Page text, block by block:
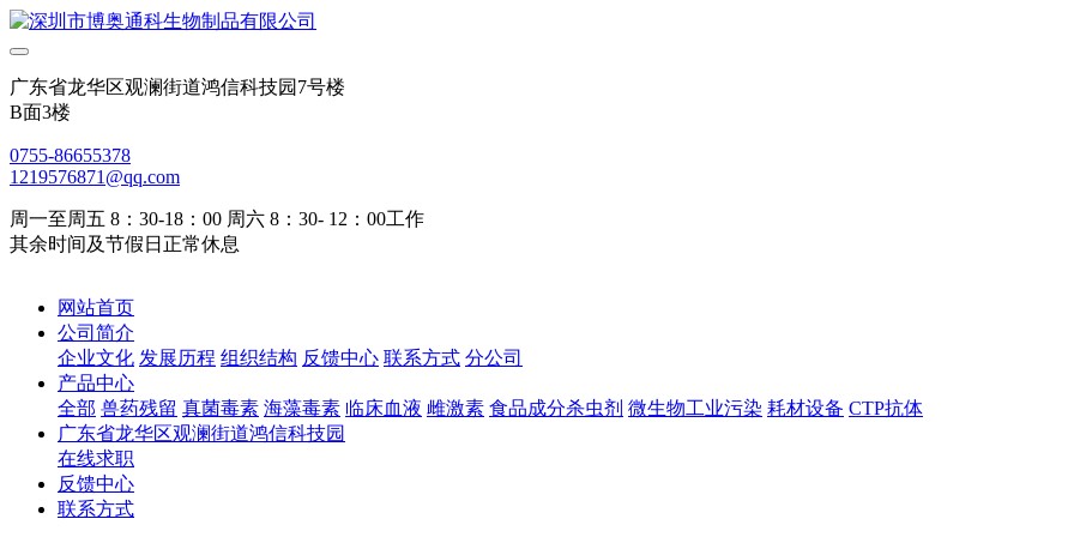
广东省龙华区观澜街道鸿信科技园7号楼
B面3楼
0755-86655378
1219576871@qq.com
周一至周五 8：30-18：00 周六 8：30- 12：00工作
其余时间及节假日正常休息
网站首页
公司简介
企业文化 发展历程 组织结构 反馈中心 联系方式 分公司
产品中心
全部 兽药残留 真菌毒素 海藻毒素 临床血液 雌激素 食品成分杀虫剂 微生物工业污染 耗材设备 CTP抗体
广东省龙华区观澜街道鸿信科技园
在线求职
反馈中心
联系方式